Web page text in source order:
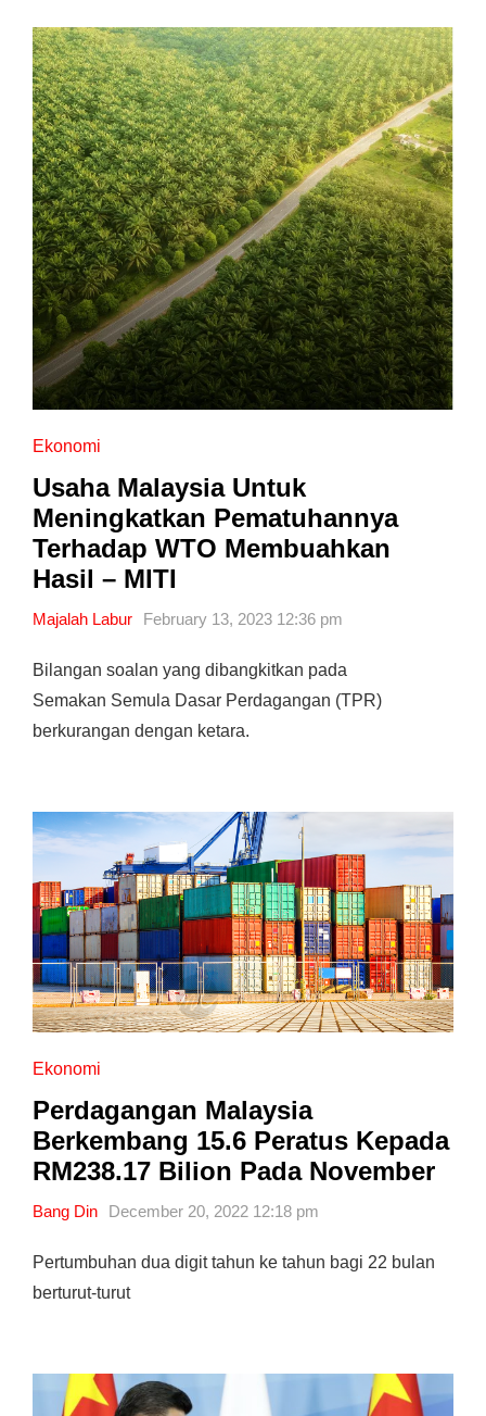
Ekonomi
Usaha Malaysia Untuk
Meningkatkan Pematuhannya
Terhadap WTO Membuahkan
Hasil – MITI
Majalah Labur February 13, 2023 12:36 pm
Bilangan soalan yang dibangkitkan pada
Semakan Semula Dasar Perdagangan (TPR)
berkurangan dengan ketara.
Ekonomi
Perdagangan Malaysia
Berkembang 15.6 Peratus Kepada
RM238.17 Bilion Pada November
Bang Din December 20, 2022 12:18 pm
Pertumbuhan dua digit tahun ke tahun bagi 22 bulan
berturut-turut